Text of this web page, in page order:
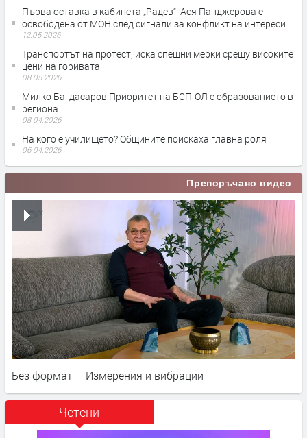
Първа оставка в кабинета „Радев“: Ася Панджерова е
освободена от МОН след сигнали за конфликт на интереси
12.05.2026
Транспортът на протест, иска спешни мерки срещу високите
цени на горивата
08.05.2026
Милко Багдасаров:Приоритет на БСП-ОЛ е образованието в
региона
08.04.2026
На кого е училището? Общините поискаха главна роля
06.04.2026
Препоръчано видео
Без формат – Измерения и вибрации
Четени